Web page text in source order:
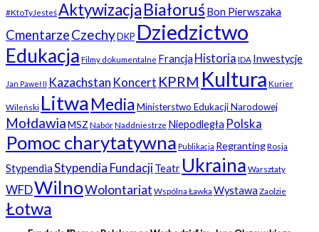
#KtoTyJesteśAktywizacjaBiałoruśBon Pierwszaka
CmentarzeCzechyDKP Dziedzictwo
Edukacja Filmy dokumentalne Francja Historia IDA Inwestycje
Jan Paweł II Kazachstan Koncert KPRM Kultura Kurier
Wileński Litwa MediaMinisterstwo Edukacji Narodowej
MołdawiaMSZ NabórNaddniestrze Niepodległa Polska
Pomoc charytatywna Publikacja RegrantingRosja
StypendiaStypendia FundacjiTeatr Ukraina Warsztaty
WFDWilnoWolontariat Wspólna Ławka Wystawa Zaolzie
Łotwa